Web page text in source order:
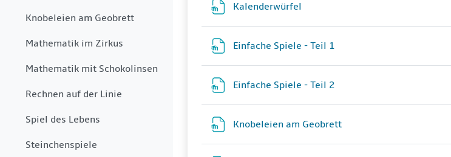
Knobeleien am Geobrett
Mathematik im Zirkus
Mathematik mit Schokolinsen
Rechnen auf der Linie
Spiel des Lebens
Steinchenspiele
Kalenderwürfel
Einfache Spiele - Teil 1
Einfache Spiele - Teil 2
Knobeleien am Geobrett